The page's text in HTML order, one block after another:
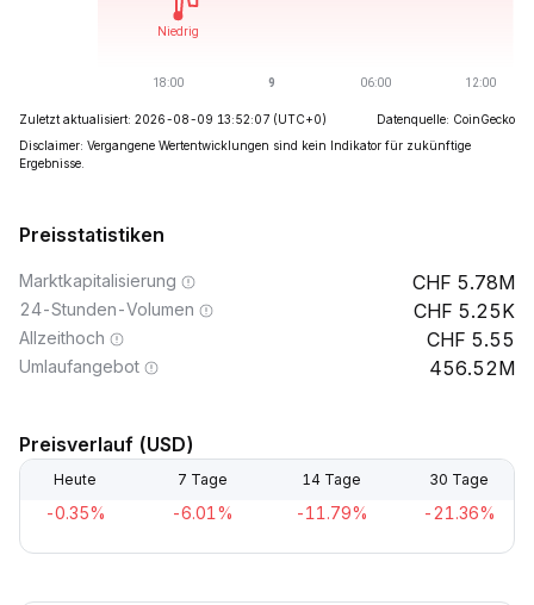
Zuletzt aktualisiert: 2026-08-09 13:52:07 (UTC+0)
Datenquelle: CoinGecko
Disclaimer: Vergangene Wertentwicklungen sind kein Indikator für zukünftige
Ergebnisse.
Preisstatistiken
Marktkapitalisierung 5.78M
24-Stunden-Volumen 5.25K
Allzeithoch 5.55
Umlaufangebot 456.52M
Preisverlauf (USD)
Heute 7 Tage 14 Tage 30 Tage
-0.35% -6.01% -11.79% -21.36%